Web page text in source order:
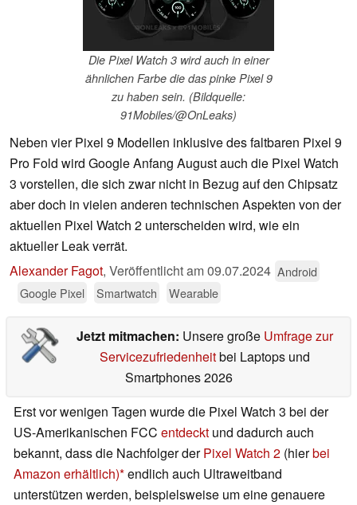
Die Pixel Watch 3 wird auch in einer
ähnlichen Farbe die das pinke Pixel 9
zu haben sein. (Bildquelle:
91Mobiles/@OnLeaks)
Neben vier Pixel 9 Modellen inklusive des faltbaren Pixel 9
Pro Fold wird Google Anfang August auch die Pixel Watch
3 vorstellen, die sich zwar nicht in Bezug auf den Chipsatz
aber doch in vielen anderen technischen Aspekten von der
aktuellen Pixel Watch 2 unterscheiden wird, wie ein
aktueller Leak verrät.
Alexander Fagot, Veröffentlicht am09.07.2024 Android
Google Pixel
Smartwatch Wearable
Jetzt mitmachen: Unsere große Umfrage zur
Servicezufriedenheitbei Laptops und
Smartphones 2026
Erst vor wenigen Tagen wurde die Pixel Watch 3 bei der
US-Amerikanischen FCC entdeckt und dadurch auch
bekannt, dass die Nachfolger derPixel Watch 2 (hierbei
Amazon erhältlich) endlich auch Ultraweitband
unterstützen werden, beispielsweise um eine genauere